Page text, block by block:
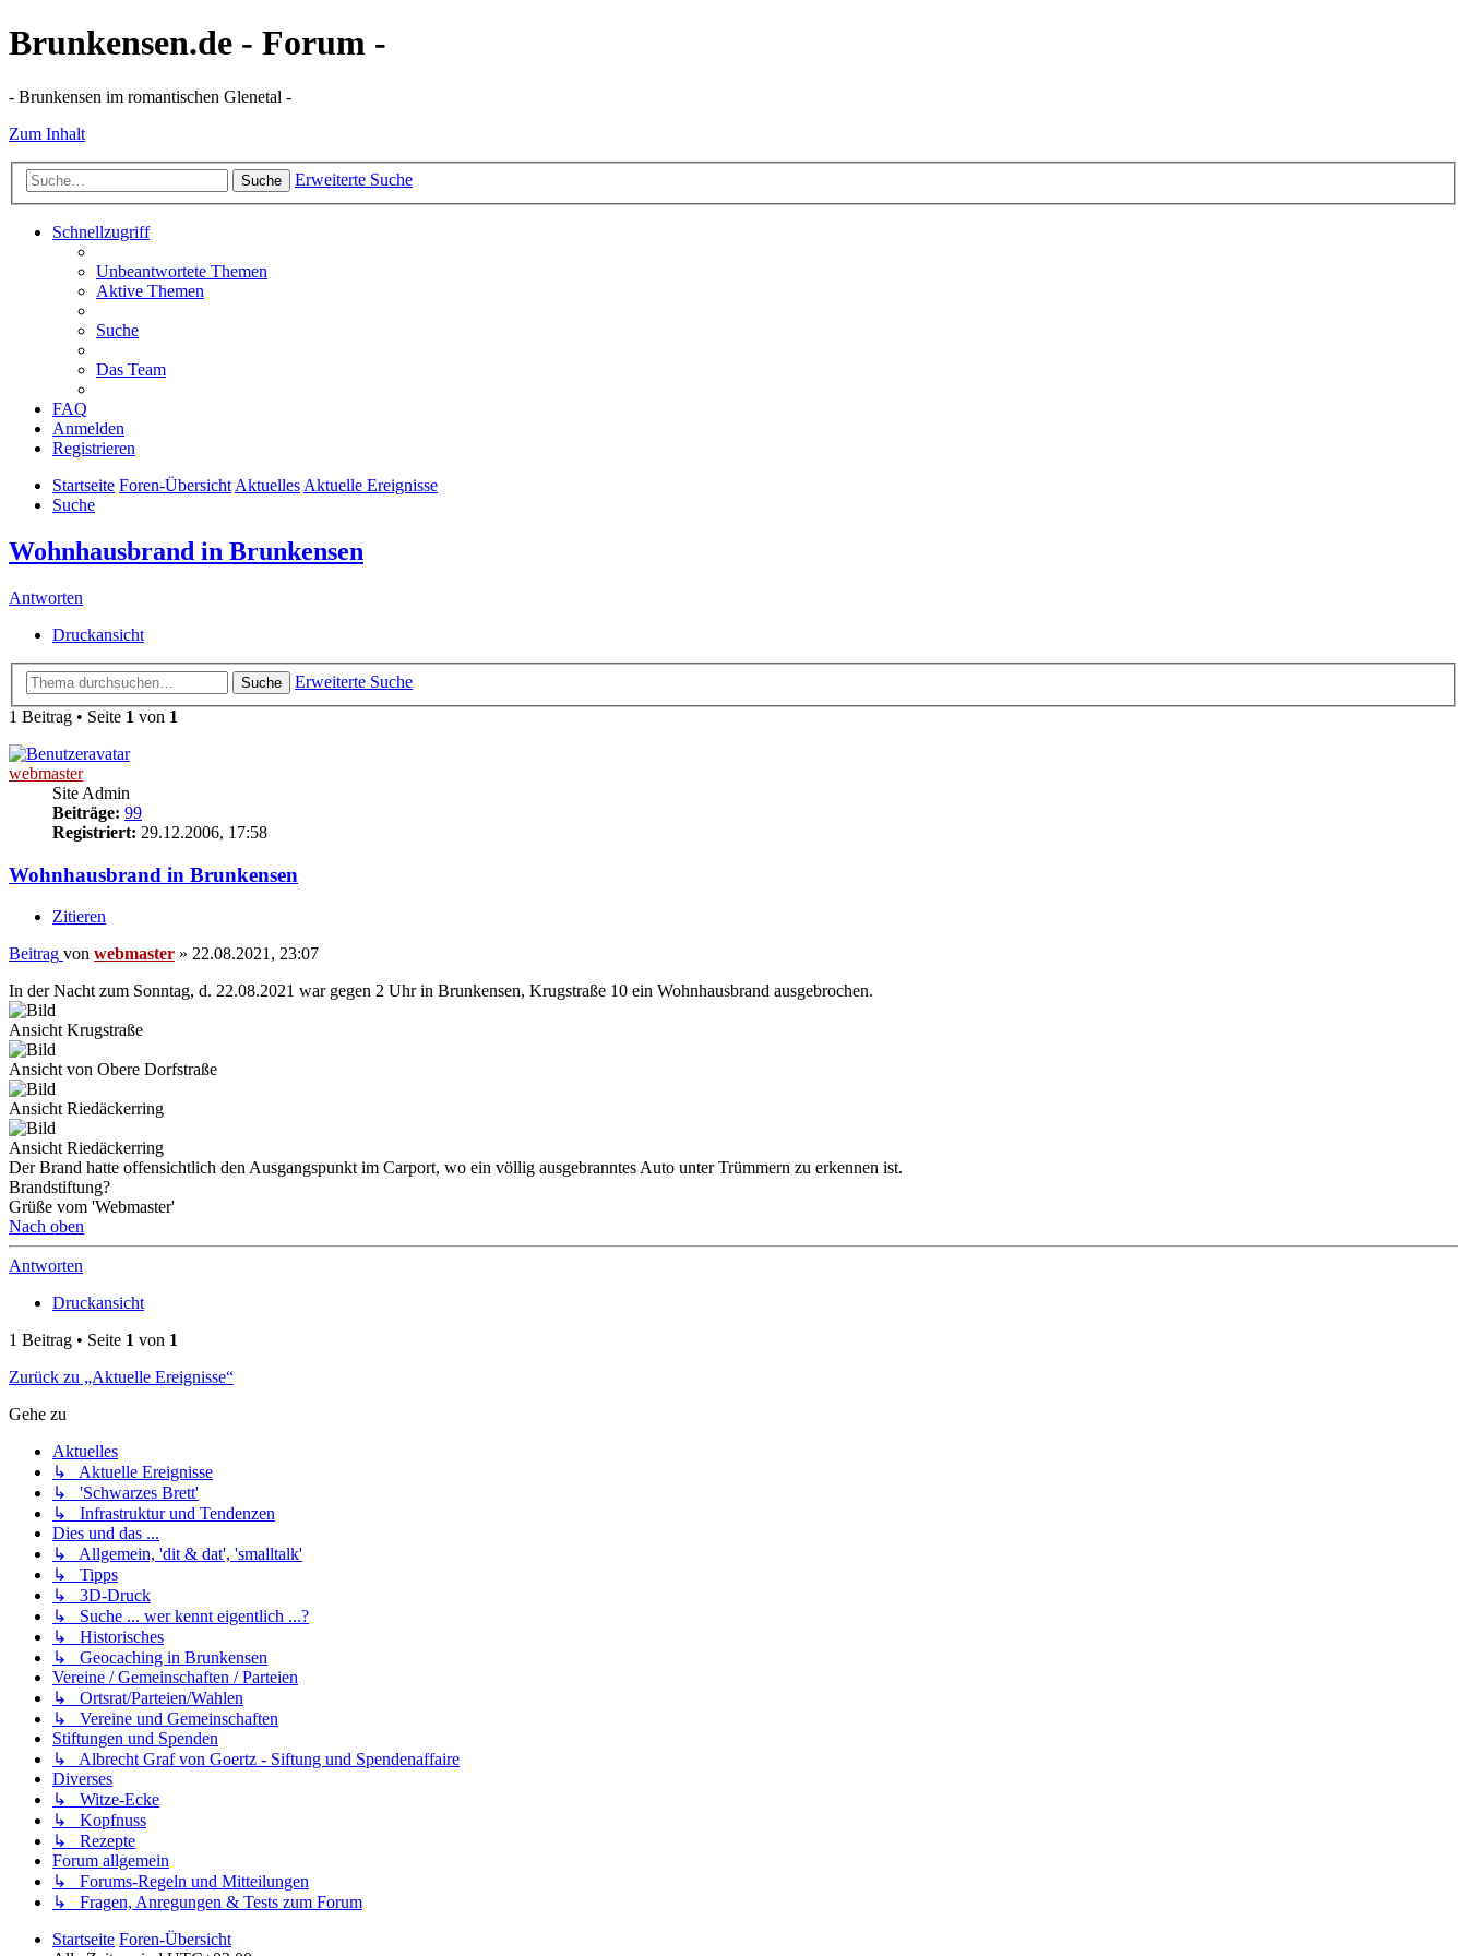
Brunkensen.de - Forum -
- Brunkensen im romantischen Glenetal -
Zum Inhalt
Suche Erweiterte Suche
Schnellzugriff
Unbeantwortete Themen
Aktive Themen
Suche
Das Team
FAQ
Anmelden
Registrieren
Startseite Foren-ÜbersichtAktuellesAktuelle Ereignisse
Suche
Wohnhausbrand in Brunkensen
Antworten
Druckansicht
Suche
Erweiterte Suche
1 Beitrag • Seite 1 von 1
webmaster
Site Admin
Beiträge: 99
Registriert: 29.12.2006, 17:58
Wohnhausbrand in Brunkensen
Zitieren
Beitrag von webmaster » 22.08.2021, 23:07
In der Nacht zum Sonntag, d. 22.08.2021 war gegen 2 Uhr in Brunkensen, Krugstraße 10 ein Wohnhausbrand ausgebrochen.
Ansicht Krugstraße
Ansicht von Obere Dorfstraße
Ansicht Riedäckerring
Ansicht Riedäckerring
Der Brand hatte offensichtlich den Ausgangspunkt im Carport, wo ein völlig ausgebranntes Auto unter Trümmern zu erkennen ist.
Brandstiftung?
Grüße vom 'Webmaster'
Nach oben
Antworten
Druckansicht
1 Beitrag • Seite 1 von 1
Zurück zu „Aktuelle Ereignisse“
Gehe zu
Aktuelles
↳ Aktuelle Ereignisse
↳ 'Schwarzes Brett'
↳ Infrastruktur und Tendenzen
Dies und das ...
↳ Allgemein, 'dit & dat', 'smalltalk'
↳ Tipps
↳ 3D-Druck
↳ Suche ... wer kennt eigentlich ...?
↳ Historisches
↳ Geocaching in Brunkensen
Vereine / Gemeinschaften / Parteien
↳ Ortsrat/Parteien/Wahlen
↳ Vereine und Gemeinschaften
Stiftungen und Spenden
↳ Albrecht Graf von Goertz - Siftung und Spendenaffaire
Diverses
↳ Witze-Ecke
↳ Kopfnuss
↳ Rezepte
Forum allgemein
↳ Forums-Regeln und Mitteilungen
↳ Fragen, Anregungen & Tests zum Forum
Startseite Foren-Übersicht